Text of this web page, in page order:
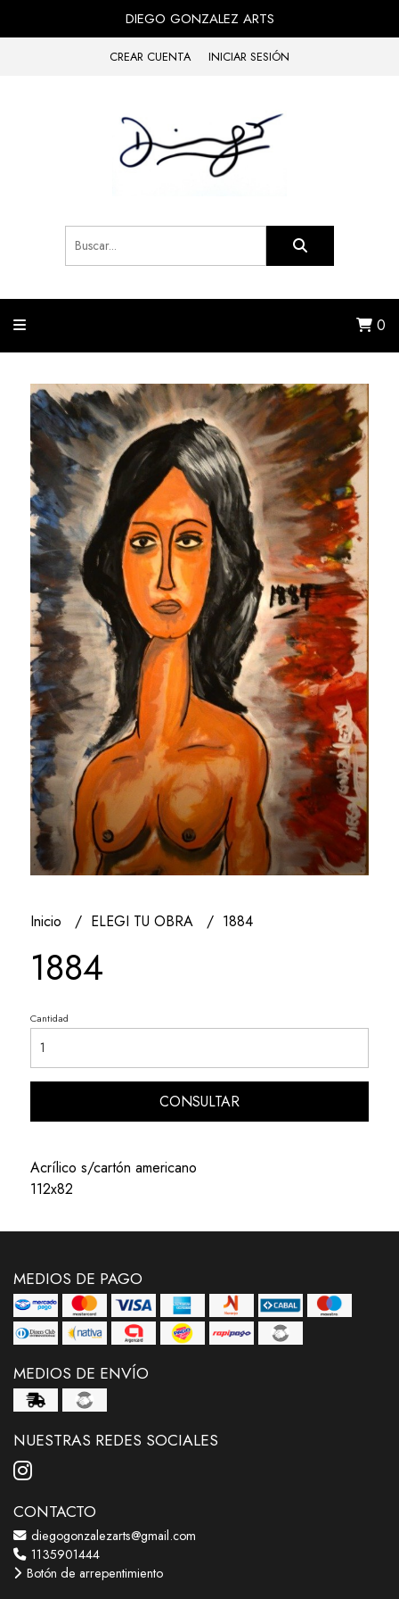
DIEGO GONZALEZ ARTS
CREAR CUENTA INICIAR SESIÓN
0
Inicio ELEGI TU OBRA 1884
1884
Cantidad
CONSULTAR
Acrílico s/cartón americano
112x82
MEDIOS DE PAGO
MEDIOS DE ENVÍO
NUESTRAS REDES SOCIALES
CONTACTO
diegogonzalezarts@gmail.com
1135901444
Botón de arrepentimiento